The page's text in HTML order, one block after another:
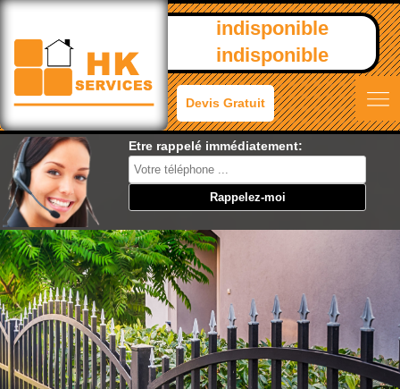
indisponible
indisponible
Devis Gratuit
Etre rappelé immédiatement: